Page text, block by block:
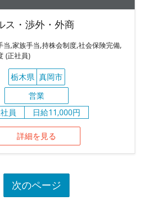
ス・渉外・外商
当,家族手当,持株会制度,社会保険完備,
(正社員)
栃木県 真岡市
営業
員
日給11,000円
詳細を見る
次のページ